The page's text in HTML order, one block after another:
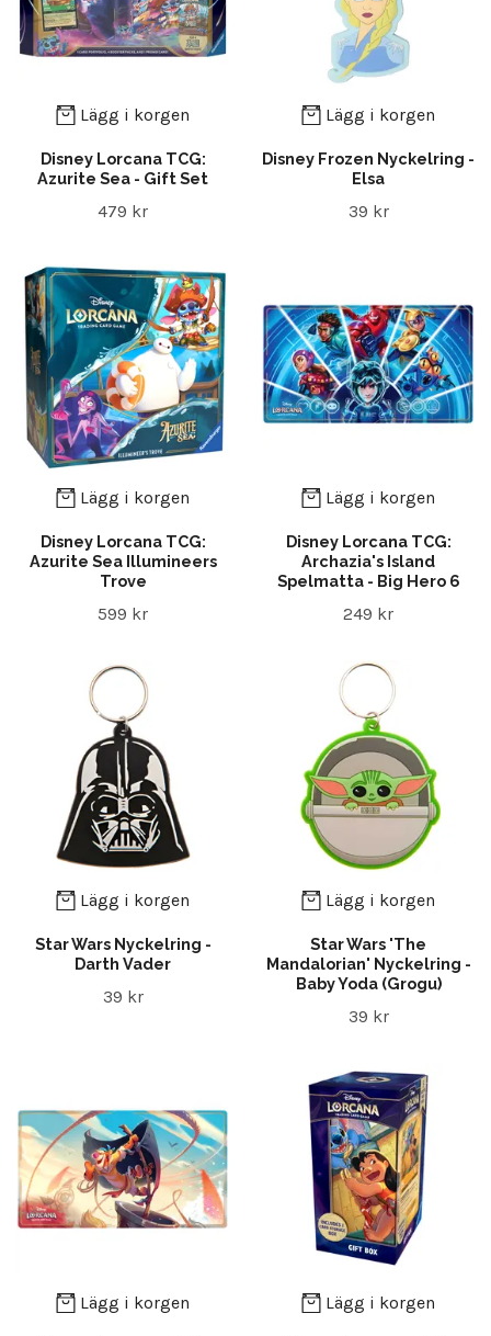
Lägg i korgen
Disney Lorcana TCG:
Azurite Sea - Gift Set
479 kr
Lägg i korgen
Disney Frozen Nyckelring -
Elsa
39 kr
Lägg i korgen
Disney Lorcana TCG:
Azurite Sea Illumineers
Trove
599 kr
Lägg i korgen
Disney Lorcana TCG:
Archazia's Island
Spelmatta - Big Hero 6
249 kr
Lägg i korgen
Star Wars Nyckelring -
Darth Vader
39 kr
Lägg i korgen
Star Wars 'The
Mandalorian' Nyckelring -
Baby Yoda (Grogu)
39 kr
Lägg i korgen Lägg i korgen